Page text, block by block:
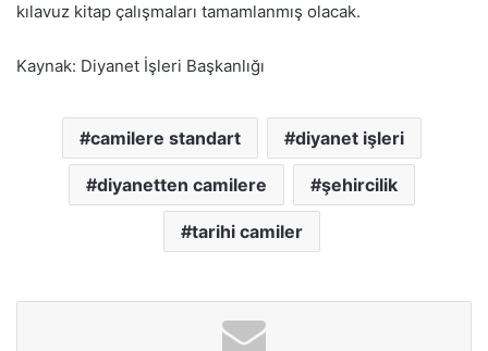
kılavuz kitap çalışmaları tamamlanmış olacak.
Kaynak: Diyanet İşleri Başkanlığı
camilere standart diyanet işleri
diyanetten camilere şehircilik
tarihi camiler